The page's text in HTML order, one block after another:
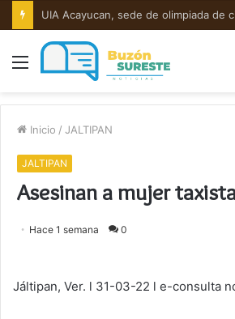
UIA Acayucan, sede de olimpiada de
Menú
Inicio / JALTIPAN
JALTIPAN
Asesinan a mujer
Hace 1 semana 0
Jáltipan, Ver. l 31-03-22 l e-consulta